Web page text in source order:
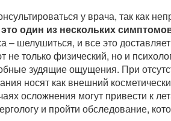
у врача, так как
один из нескольких
– шелушиться, и все это
только физический, но и
зудящие ощущения. При
носят как внешний
осложнения могут привести к
и пройти обследование,